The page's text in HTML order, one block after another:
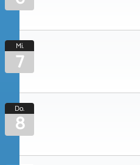
Mi.
7
Do.
8